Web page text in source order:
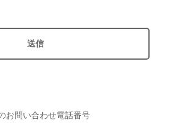
お問い合わせ電話番号